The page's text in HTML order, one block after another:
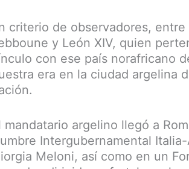
criterio de observadores,
y León XIV, quien
con ese país norafricano
era en la ciudad argelina
mandatario argelino llegó a
Intergubernamental
Meloni, así como en un